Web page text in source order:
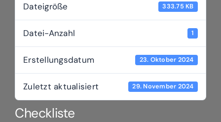
Dateigröße 333.75 KB
Datei-Anzahl 1
Erstellungsdatum 23. Oktober 2024
Zuletzt aktualisiert 29. November 2024
Checkliste